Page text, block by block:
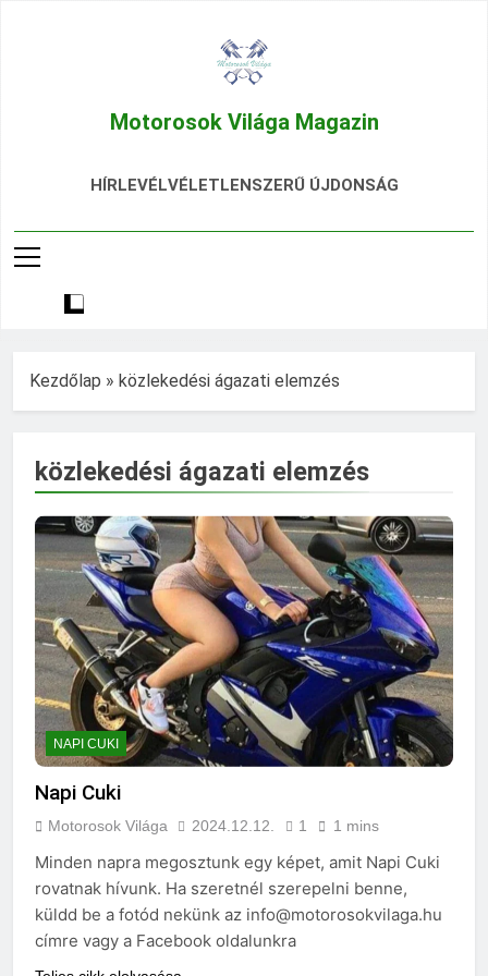
Motorosok Világa Magazin
Hírek, Tesztek, Élmények Egy Helyen!
HÍRLEVÉLVÉLETLENSZERŰ ÚJDONSÁG
Kezdőlap » közlekedési ágazati elemzés
közlekedési ágazati elemzés
NAPI CUKI
Napi Cuki
Motorosok Világa 2024.12.12. 1 1 mins
Minden napra megosztunk egy képet, amit Napi Cuki
rovatnak hívunk. Ha szeretnél szerepelni benne,
küldd be a fotód nekünk az info@motorosokvilaga.hu
címre vagy a Facebook oldalunkra